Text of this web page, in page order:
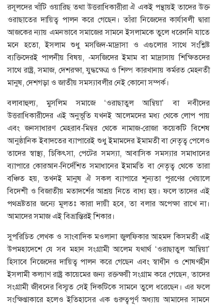
রসূলদের খাঁটি ওয়ারিছ তথা উত্তরাধিকারীরা ঐ একই পন্থায়ই তাদের উক্ত
ওরাছাতের দায়িত্ব পালন করে গেছেন। তাঁরা নিজেদের কার্যাবলী দ্বারা
আজকের ন্যায় এমনভাবে সমাজের সামনে ইসলামকে তুলে ধরেননি যাতে
মনে হতো, ইসলাম শুধু মসজিদ-মাদ্রাসা ও এগুলোর সাথে সংশ্লিষ্ট
ব্যক্তিদেরই পালনীয় বিষয়, -মসজিদের ইমাম বা মাদ্রাসায় শিক্ষিতদের
সাথে রাষ্ট্র, সমাজ, দেশরক্ষা, যুদ্ধক্ষেত্র ও শিল্প কারখানায় কর্মরত মেহনতী
মানুষ, দেশগড়া ও জাতীয় সমস্যাবলীর নেই কোনো সম্পর্ক।
বলাবাহুল্য, মুসলিম সমাজে ‘ওরাছাতুল আম্বিয়া’ বা নবীদের
উত্তরাধিকারীদের এই অনুভূতি যখনই আলেমদের মধ্য থেকে লোপ পায়
এবং জনসাধারণ মেহরাব-মিম্বর থেকে নামাজ-রোজা কয়েকটি বিশেষ
আনুষ্ঠানিক ইবাদতের ব্যাপারেই শুধু ইমামদের ইমামতী বা নেতৃত্ব পেলেও
তাদের স্বাস্থ্য, চিকিৎসা, পেটের সমস্যা, আবাসিক সমস্যার সমাধানের
ব্যাপারে কোরআন-নির্দেশিত সমাধানের ইমামতি বা নেতৃত্ব থেকে তারা
বঞ্চিত হয়, তখনই মানুষ ঐ সকল ব্যাপারে শূন্যতা পূরণের খেয়ালে
বিদেশী ও বিজাতীয় মতাদর্শের আশ্রয় নিতে বাধ্য হয়। ফলে তাদের এই
পথভ্রষ্টতার জন্যে মূলতঃ কারা দায়ী হবে, তা বলার অপেক্ষা রাখে না।
আমাদের সমাজ এই বিভ্রান্তিরই শিকার।
সুপরিচিত লেখক ও সাংবাদিক মওলানা জুলফিকার আহমদ কিসমতী এই
উপমহাদেশে যে সব মহান সংগ্রামী আলেম যথার্থ ‘ওরাছাতুল আম্বিয়া’
হিসাবে নিজেদের দায়িত্ব পালন করে গেছেন এবং স্বাধীন ও শোষণহীন
ইসলামী কল্যাণ রাষ্ট্র কায়েমের জন্য রক্তক্ষয়ী সংগ্রাম করে গেছেন, তাদের
সংগ্রামী জীবনের বিস্মৃত সেই দিকটিকে সামনে তুলে ধরেছেন। এর ফলে
সংক্ষিপ্তাকারে হলেও ইতিহাসের এক গুরুত্বপূর্ণ অধ্যায় আমাদের সামনে